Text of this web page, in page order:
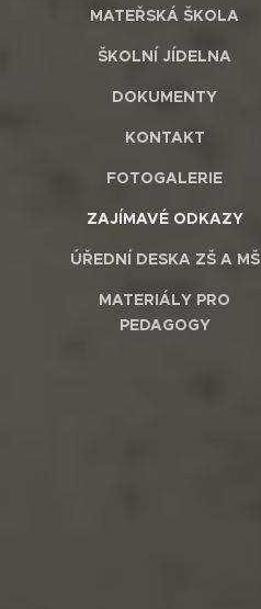
MATEŘSKÁ ŠKOLA
ŠKOLNÍ JÍDELNA
DOKUMENTY
KONTAKT
FOTOGALERIE
ZAJÍMAVÉ ODKAZY
ÚŘEDNÍ DESKA ZŠ A MŠ
MATERIÁLY PRO
PEDAGOGY